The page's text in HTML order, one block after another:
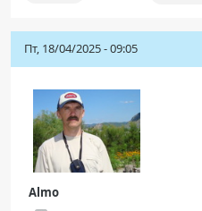
Пт, 18/04/2025 - 09:05
Almo